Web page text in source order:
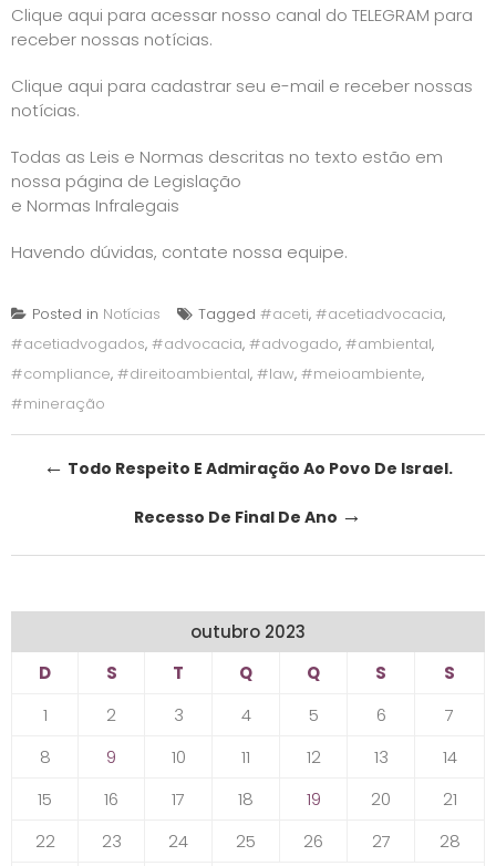
Clique aqui para acessar nosso canal do TELEGRAM para
receber nossas notícias.
Clique aqui para cadastrar seu e-mail e receber nossas
notícias.
Todas as Leis e Normas descritas no texto estão em
nossa página de Legislação
e Normas Infralegais
Havendo dúvidas, contate nossa equipe.
Posted in Notícias Tagged #aceti, #acetiadvocacia,
#acetiadvogados, #advocacia, #advogado, #ambiental,
#compliance, #direitoambiental, #law, #meioambiente,
#mineração
Post
navigation
← Todo Respeito E Admiração Ao Povo De Israel.
Recesso De Final De Ano →
outubro 2023
D
S T Q Q S
S
1
2 3 4 5 6
7
8
9 10 11 12 13
14
15
16 17 18 19 20
21
22
23 24 25 26 27 28